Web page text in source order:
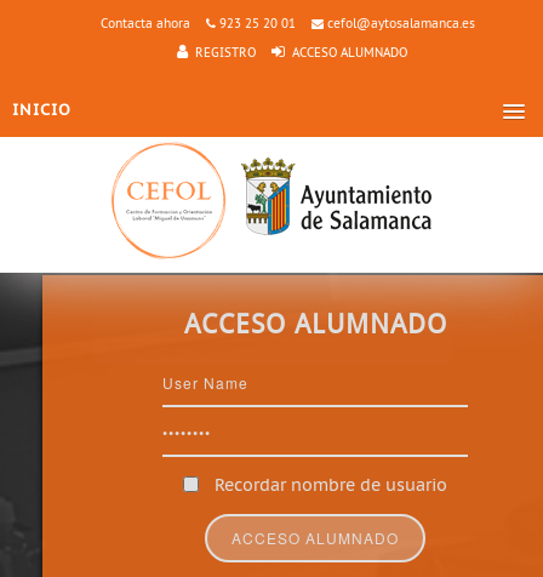
Contacta ahora 923 25 20 01
cefol@aytosalamanca.es
REGISTRO
ACCESO ALUMNADO
INICIO
A QUIÉN SE DIRIGE
CARACTERÍSTICAS
INSCRIPCIÓN
ACCESO ALUMNADO
Recordar nombre de usuario